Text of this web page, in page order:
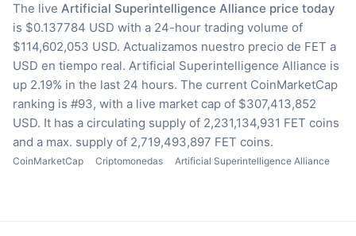
The live Artificial Superintelligence Alliance price today
is $0.137784 USD with a 24-hour trading volume of
$114,602,053 USD. Actualizamos nuestro precio de FET a
USD en tiempo real. Artificial Superintelligence Alliance is
up 2.19% in the last 24 hours. The current CoinMarketCap
ranking is #93, with a live market cap of $307,413,852
USD. It has a circulating supply of 2,231,134,931 FET coins
and a max. supply of 2,719,493,897 FET coins.
CoinMarketCap Criptomonedas Artificial Superintelligence Alliance